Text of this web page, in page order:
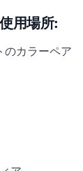
用場所:
のカラーペア